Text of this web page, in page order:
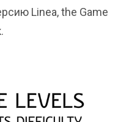
Linea, the Game